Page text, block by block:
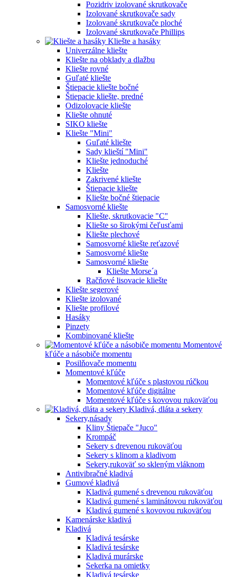
Pozidriv izolované skrutkovače
Izolované skrutkovače sady
Izolované skrutkovače ploché
Izolované skrutkovače Phillips
Kliešte a hasáky
Univerzálne kliešte
Kliešte na obklady a dlažbu
Kliešte rovné
Guľaté kliešte
Štiepacie kliešte bočné
Štiepacie kliešte, predné
Odizolovacie kliešte
Kliešte ohnuté
SIKO kliešte
Kliešte "Mini"
Guľaté kliešte
Sady klieští "Mini"
Kliešte jednoduché
Kliešte
Zakrivené kliešte
Štiepacie kliešte
Kliešte bočné štiepacie
Samosvorné kliešte
Kliešte, skrutkovacie "C"
Kliešte so širokými čeľusťami
Kliešte plechové
Samosvorné kliešte reťazové
Samosvorné kliešte
Samosvorné kliešte
Kliešte Morse´a
Račňové lisovacie kliešte
Kliešte segerové
Kliešte izolované
Kliešte profilové
Hasáky
Pinzety
Kombinované kliešte
Momentové
kľúče a násobiče momentu
Posilňovače momentu
Momentové kľúče
Momentové kľúče s plastovou rúčkou
Momentové kľúče digitálne
Momentové kľúče s kovovou rukoväťou
Kladivá, dláta a sekery
Sekery,násady
Kliny Štiepače "Juco"
Krompáč
Sekery s drevenou rukoväťou
Sekery s klinom a kladivom
Sekery,rukoväť so skleným vláknom
Antivibračné kladivá
Gumové kladivá
Kladivá gumené s drevenou rukoväťou
Kladivá gumené s laminátovou rukoväťou
Kladivá gumené s kovovou rukoväťou
Kamenárske kladivá
Kladivá
Kladivá tesárske
Kladivá tesárske
Kladivá murárske
Sekerka na omietky
Kladivá tesárske